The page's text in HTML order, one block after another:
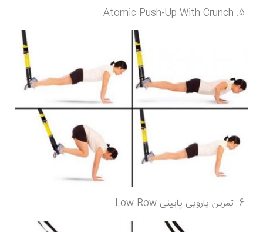
Atomic Push-Up With Crunch
تمرین پارویی پایینی Low Row